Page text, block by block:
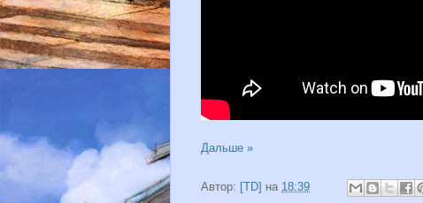
Дальше »
Автор: [TD] на 18:39